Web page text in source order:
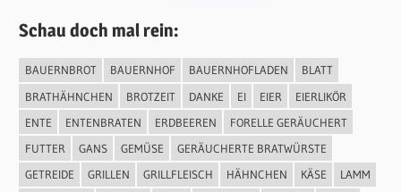
Schau doch mal rein:
BAUERNBROT BAUERNHOF BAUERNHOFLADEN
BLATT
BRATHÄHNCHEN
BROTZEIT DANKE EI EIER
EIERLIKÖR
ENTE
ENTENBRATEN ERDBEEREN
FORELLE GERÄUCHERT
FUTTER
GANS GEMÜSE
GERÄUCHERTE BRATWÜRSTE
GETREIDE
GRILLEN GRILLFLEISCH HÄHNCHEN KÄSE
LAMM